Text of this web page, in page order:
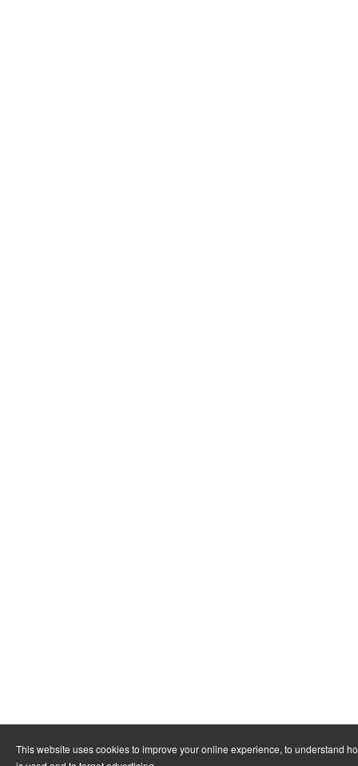
This website uses cookies to improve your online experience, to understand